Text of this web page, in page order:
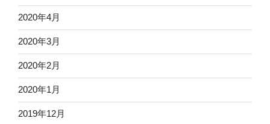
2020年4月
2020年3月
2020年2月
2020年1月
2019年12月